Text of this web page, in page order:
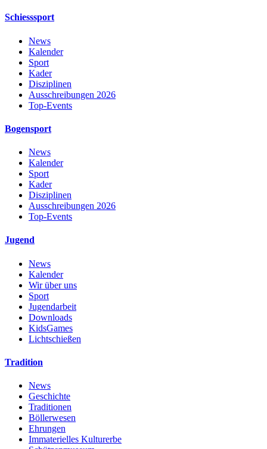
Schiesssport
News
Kalender
Sport
Kader
Disziplinen
Ausschreibungen 2026
Top-Events
Bogensport
News
Kalender
Sport
Kader
Disziplinen
Ausschreibungen 2026
Top-Events
Jugend
News
Kalender
Wir über uns
Sport
Jugendarbeit
Downloads
KidsGames
Lichtschießen
Tradition
News
Geschichte
Traditionen
Böllerwesen
Ehrungen
Immaterielles Kulturerbe